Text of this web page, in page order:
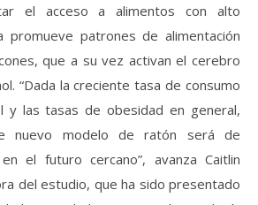
el acceso a alimentos con alto
promueve patrones de alimentación
que a su vez activan el cerebro
“Dada la creciente tasa de consumo
y las tasas de obesidad en general,
nuevo modelo de ratón será de
el futuro cercano”, avanza Caitlin
del estudio, que ha sido presentado